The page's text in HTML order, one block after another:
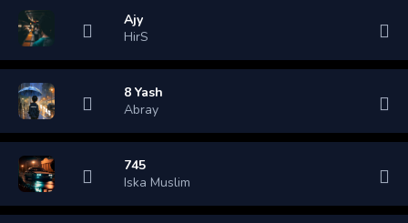
Ajy
HirS
8 Yash
Abray
745
Iska Muslim